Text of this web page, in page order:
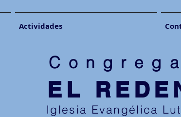
Actividades
EL
Iglesia Evangélica